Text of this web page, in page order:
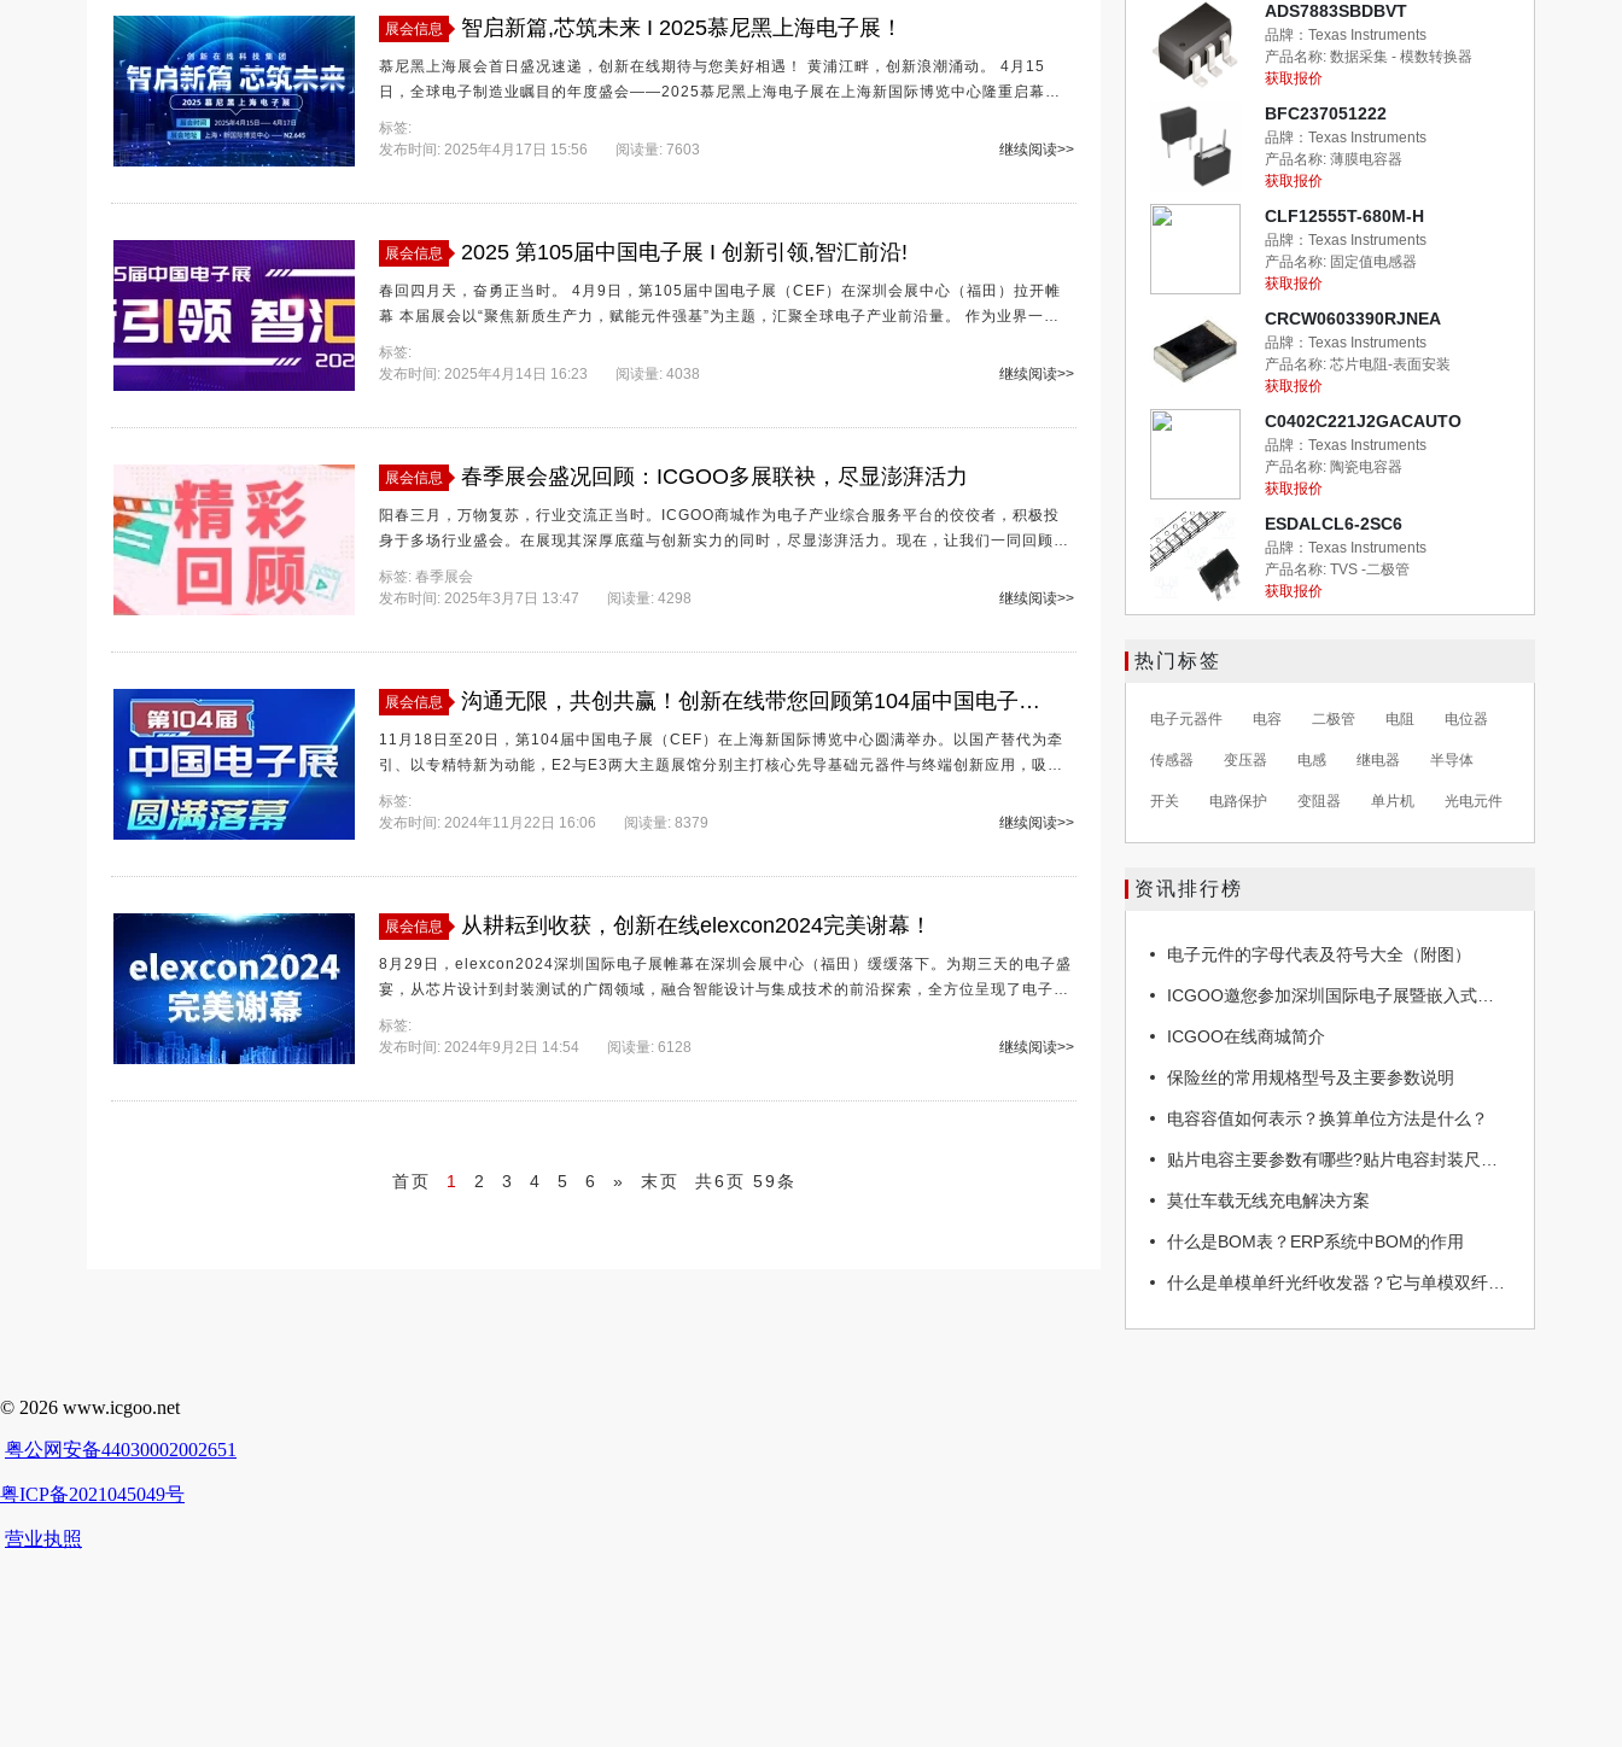
展会信息 智启新篇,芯筑未来 I 2025慕尼黑上海电子展！
慕尼黑上海展会首日盛况速递，创新在线期待与您美好相遇！ 黄浦江畔，创新浪潮涌动。 4月15
日，全球电子制造业瞩目的年度盛会——2025慕尼黑上海电子展在上海新国际博览中心隆重启幕！
本次展会吸引众多行业领军企业齐聚一堂，作为业界一流的电子产业解决方案提供商 创新在线科技集
团携手旗下 IC交易网 、ICGOO在线商城、创芯在线检测中心、芯达通供应链、创芯指数等五大核心
标签:
发布时间: 2025年4月17日 15:56
阅读量: 7603 继续阅读>>
展会信息 2025 第105届中国电子展 I 创新引领,智汇前沿!
春回四月天，奋勇正当时。 4月9日，第105届中国电子展（CEF）在深圳会展中心（福田）拉开帷
幕 本届展会以“聚焦新质生产力，赋能元件强基”为主题，汇聚全球电子产业前沿量。 作为业界一流
的电子产业解决方案提供商 创新在线科技集团携手旗下IC交易网、ICGOO在线商城、创芯在线检测
中心、芯达通供应链、创芯指数 等五大核心事业群 以"9号馆9A020"展位为窗口，通过创新技术与全
标签:
发布时间: 2025年4月14日 16:23
阅读量: 4038 继续阅读>>
展会信息 春季展会盛况回顾：ICGOO多展联袂，尽显澎湃活力
阳春三月，万物复苏，行业交流正当时。ICGOO商城作为电子产业综合服务平台的佼佼者，积极投
身于多场行业盛会。在展现其深厚底蕴与创新实力的同时，尽显澎湃活力。现在，让我们一同回顾那
些展会上的精彩瞬间吧！
标签: 春季展会
发布时间: 2025年3月7日 13:47
阅读量: 4298 继续阅读>>
展会信息 沟通无限，共创共赢！创新在线带您回顾第104届中国电子展之旅
11月18日至20日，第104届中国电子展（CEF）在上海新国际博览中心圆满举办。以国产替代为牵
引、以专精特新为动能，E2与E3两大主题展馆分别主打核心先导基础元器件与终端创新应用，吸引
了大批知名企业与专业观众参与，共同分享先进理念，致力合作共赢。 本次展会，创新在线科技集团
展位坐落于E2展厅B083，作为电子产业领域杰出的全方位解决方案引领者，在充分展现集团优势服
标签:
发布时间: 2024年11月22日 16:06
阅读量: 8379 继续阅读>>
展会信息 从耕耘到收获，创新在线elexcon2024完美谢幕！
8月29日，elexcon2024深圳国际电子展帷幕在深圳会展中心（福田）缓缓落下。为期三天的电子盛
宴，从芯片设计到封装测试的广阔领域，融合智能设计与集成技术的前沿探索，全方位呈现了电子行
业的最新科技成果与未来趋势，为电子产业上下游企业搭建一个技术交流与商务合作的综合性平台，
形成共生共赢产业生态圈。
标签:
发布时间: 2024年9月2日 14:54
阅读量: 6128 继续阅读>>
首页 1 2 3 4 5 6 » 末页 共6页 59条
ADS7883SBDBVT
品牌：Texas Instruments
产品名称: 数据采集 - 模数转换器
获取报价
BFC237051222
品牌：Texas Instruments
产品名称: 薄膜电容器
获取报价
CLF12555T-680M-H
品牌：Texas Instruments
产品名称: 固定值电感器
获取报价
CRCW0603390RJNEA
品牌：Texas Instruments
产品名称: 芯片电阻-表面安装
获取报价
C0402C221J2GACAUTO
品牌：Texas Instruments
产品名称: 陶瓷电容器
获取报价
ESDALCL6-2SC6
品牌：Texas Instruments
产品名称: TVS -二极管
获取报价
热门标签
电子元器件 电容 二极管 电阻 电位器
传感器 变压器 电感 继电器 半导体
开关 电路保护 变阻器 单片机 光电元件
资讯排行榜
电子元件的字母代表及符号大全（附图）
ICGOO邀您参加深圳国际电子展暨嵌入式系统展
ICGOO在线商城简介
保险丝的常用规格型号及主要参数说明
电容容值如何表示？换算单位方法是什么？
贴片电容主要参数有哪些?贴片电容封装尺寸表(附图)
莫仕车载无线充电解决方案
什么是BOM表？ERP系统中BOM的作用
什么是单模单纤光纤收发器？它与单模双纤光纤收发器有何不同?